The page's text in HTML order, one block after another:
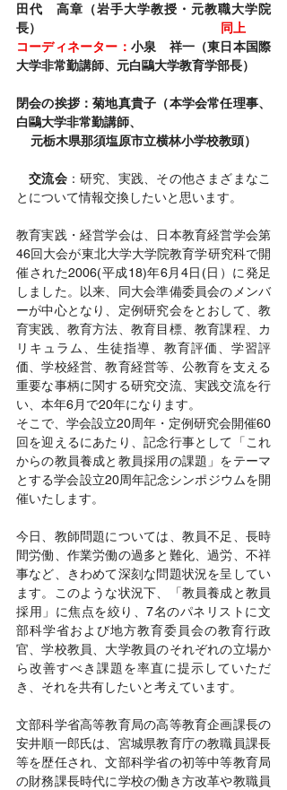
田代　高章（岩手大学教授・元教職大学院
長）
同上
コーディネーター： 小泉　祥一（東日本国際
大学非常勤講師、元白鷗大学教育学部長）
閉会の挨拶：菊地真貴子（本学会常任理事、
白鷗大学非常勤講師、
元栃木県那須塩原市立横林小学校教頭）
交流会：研究、実践、その他さまざまなこ
とについて情報交換したいと思います。
教育実践・経営学会は、日本教育経営学会第
46回大会が東北大学大学院教育学研究科で開
催された2006(平成18)年6月4日(日）に発足
しました。以来、同大会準備委員会のメンバ
ーが中心となり、定例研究会をとおして、教
育実践、教育方法、教育目標、教育課程、カ
リキュラム、生徒指導、教育評価、学習評
価、学校経営、教育経営等、公教育を支える
重要な事柄に関する研究交流、実践交流を行
い、本年6月で20年になります。
そこで、学会設立20周年・定例研究会開催60
回を迎えるにあたり、記念行事として「これ
からの教員養成と教員採用の課題」をテーマ
とする学会設立20周年記念シンポジウムを開
催いたします。
今日、教師問題については、教員不足、長時
間労働、作業労働の過多と難化、過労、不祥
事など、きわめて深刻な問題状況を呈してい
ます。このような状況下、「教員養成と教員
採用」に焦点を絞り、7名のパネリストに文
部科学省および地方教育委員会の教育行政
官、学校教員、大学教員のそれぞれの立場か
ら改善すべき課題を率直に提示していただ
き、それを共有したいと考えています。
文部科学省高等教育局の高等教育企画課長の
安井順一郎氏は、宮城県教育庁の教職員課長
等を歴任され、文部科学省の初等中等教育局
の財務課長時代に学校の働き方改革や教職員